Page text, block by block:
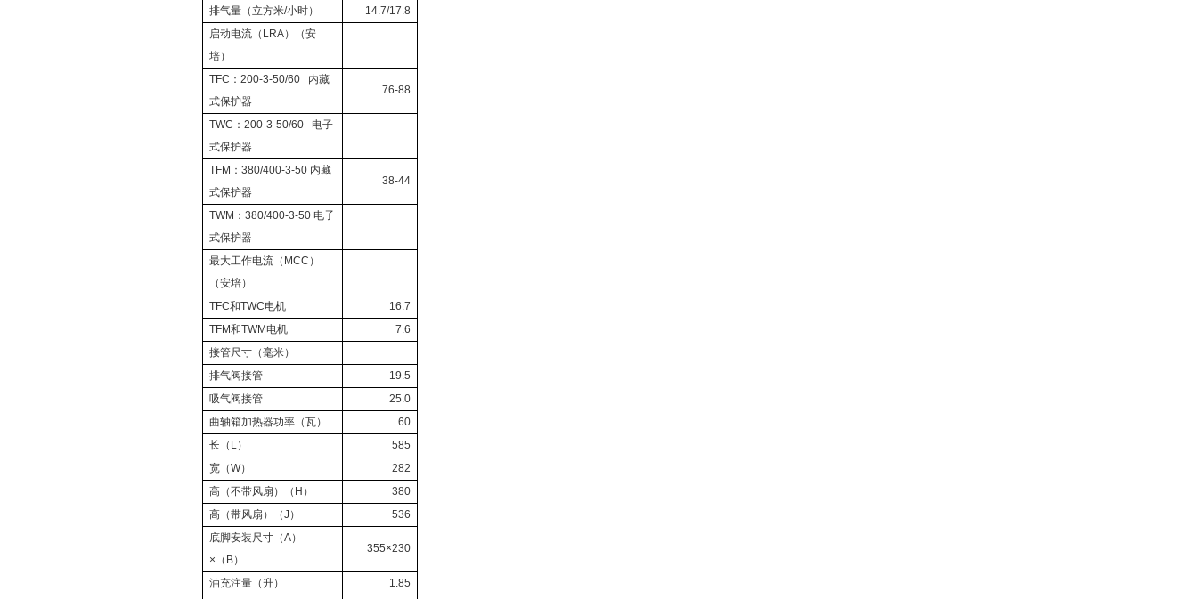
排气量（立方米/小时）
14.7/17.8
启动电流（ LRA）（安
培）
TFC ：200-3-50/60 内藏
式保护器
76-88
TWC ：200-3-50/60 电子
式保护器
TFM ：380/400-3-50 内藏
式保护器
38-44
TWM ：380/400-3-50 电子
式保护器
最大工作电流（ MCC ）
（安培）
TFC和TWC电机
16.7
TFM和TWM 电机
7.6
接管尺寸（毫米）
排气阀接管
19.5
吸气阀接管
25.0
曲轴箱加热器功率（瓦）
60
长（ L）
585
宽（W）
282
高（不带风扇）（ H ）
380
高（带风扇）（J ）
536
底脚安装尺寸（A）
× （ B）
355×230
油充注量（升）
1.85